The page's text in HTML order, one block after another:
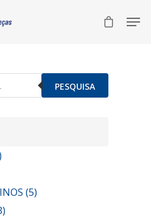
PESQUISA
(5)